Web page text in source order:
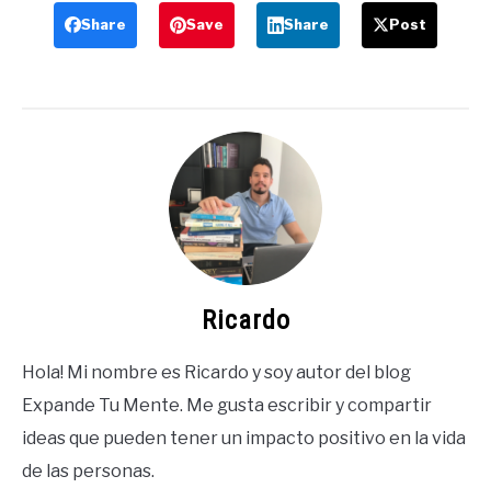
Share Save Share Post
Ricardo
Hola! Mi nombre es Ricardo y soy autor del blog
Expande Tu Mente. Me gusta escribir y compartir
ideas que pueden tener un impacto positivo en la vida
de las personas.